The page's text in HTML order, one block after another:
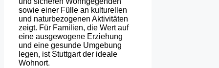
sowie einer Fülle an kulturellen
und naturbezogenen Aktivitäten
zeigt. Für Familien, die Wert auf
eine ausgewogene Erziehung
und eine gesunde Umgebung
legen, ist Stuttgart der ideale
Wohnort.